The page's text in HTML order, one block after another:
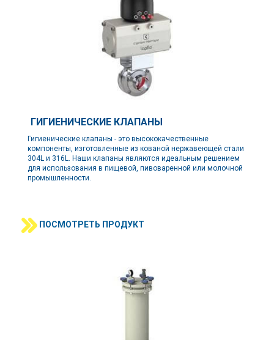
ГИГИЕНИЧЕСКИЕ КЛАПАНЫ
Гигиенические клапаны - это высококачественные
компоненты, изготовленные из кованой нержавеющей стали
304L и 316L. Наши клапаны являются идеальным решением
для использования в пищевой, пивоваренной или молочной
промышленности.
ПОСМОТРЕТЬ ПРОДУКТ